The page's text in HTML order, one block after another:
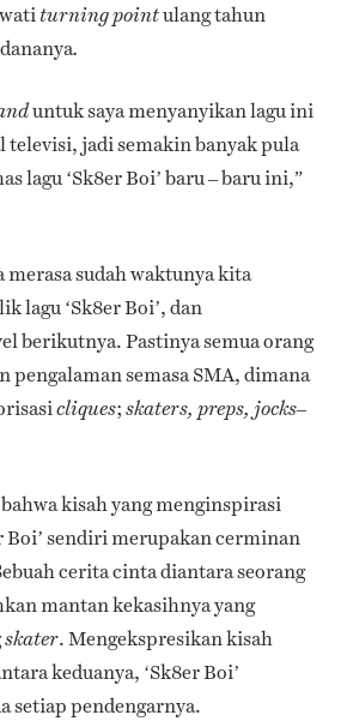
turning pointulang tahun
.
untuk saya menyanyikan lagu ini
televisi, jadi semakin banyak pula
lagu ‘Sk8er Boi’ baru – baru ini,”
merasa sudah waktunya kita
lagu ‘Sk8er Boi’, dan
berikutnya. Pastinya semua orang
pengalaman semasa SMA, dimana
cliques; skaters, preps, jocks–
kisah yang menginspirasi
Boi’ sendiri merupakan cerminan
cerita cinta diantara seorang
mantan kekasihnya yang
skater. Mengekspresikan kisah
keduanya, ‘Sk8er Boi’
setiap pendengarnya.